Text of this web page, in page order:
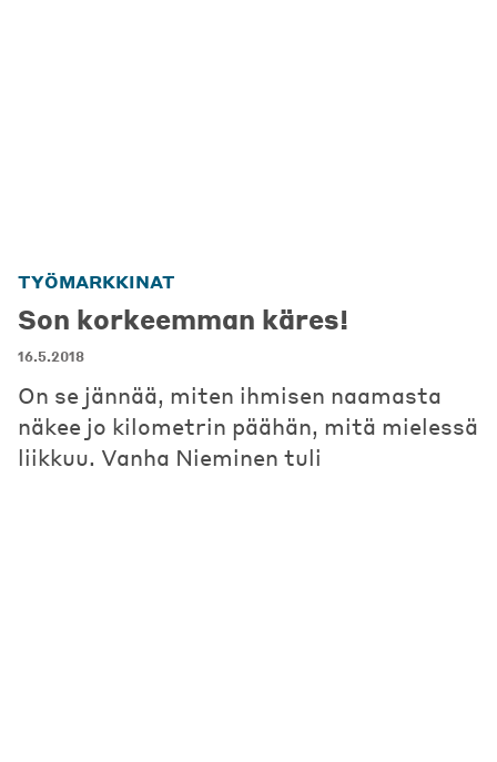
TYÖMARKKINAT
Son korkeemman käres!
16.5.2018
On se jännää, miten ihmisen naamasta
näkee jo kilometrin päähän, mitä mielessä
liikkuu. Vanha Nieminen tuli